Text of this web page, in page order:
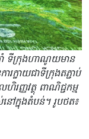
ាំ ទីក្រុងហាណូយមាន
ក្លាយជាទីក្រុងតភ្ជាប់
ញ្ញវត្ថុ ពាណិជ្ជកម្ម
នៅក្នុងតំបន់។ រូបថត៖